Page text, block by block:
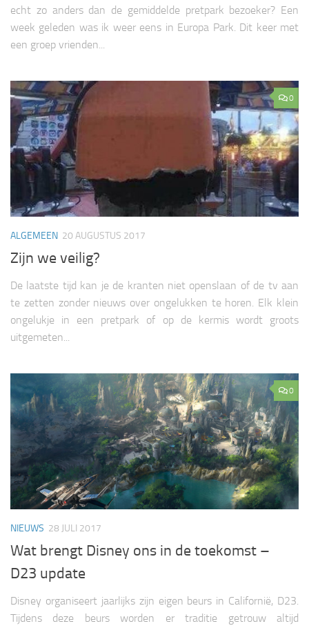
echt zo anders dan de gemiddelde pretpark bezoeker? Een
week geleden was ik weer eens in Europa Park. Dit keer met
een groep vrienden...
0
ALGEMEEN 20 AUGUSTUS 2017
Zijn we veilig?
De laatste tijd kan je de kranten niet openslaan of de tv aan
te zetten zonder nieuws over ongelukken te horen. Elk klein
ongelukje in een pretpark of op de kermis wordt groots
uitgemeten...
0
NIEUWS 28 JULI 2017
Wat brengt Disney ons in de toekomst –
D23 update
Disney organiseert jaarlijks zijn eigen beurs in Californië, D23.
Tijdens deze beurs worden er traditie getrouw altijd